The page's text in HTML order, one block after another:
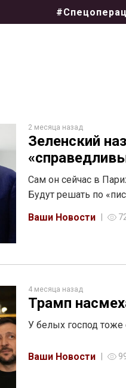
2 месяца назад
Зеленский
Сам он сейчас в
Будут решать по
Ваши Новости
4 месяца назад
Трамп
У белых господ тоже
Ваши Новости